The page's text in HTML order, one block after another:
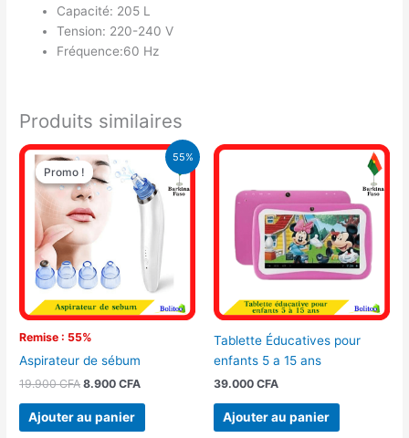
Capacité: 205 L
Tension: 220-240 V
Fréquence:60 Hz
Produits similaires
55%
Promo !
Remise : 55%
Promo !
Aspirateur de sébum
19.900CFA
Le
prix
initial
était :
19.900 CFA.
8.900CFA
Le
actuel
est :
8.900 CFA.
Ajouter au panier
Tablette Éducatives pour
enfants 5 a 15 ans
39.000 CFA
Ajouter au panier